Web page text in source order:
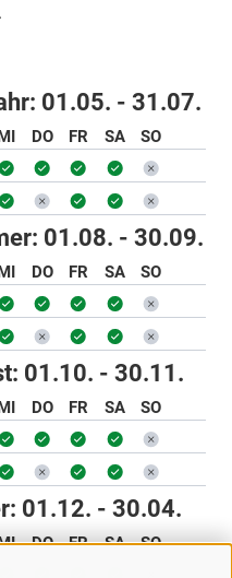
01.05. - 31.07.
DO FR SA
SO
01.08. - 30.09.
DO FR SA
SO
01.10. - 30.11.
DO FR SA
SO
01.12. - 30.04.
DO FR SA
SO